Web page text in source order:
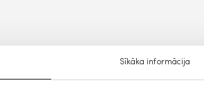
Sīkāka informācija